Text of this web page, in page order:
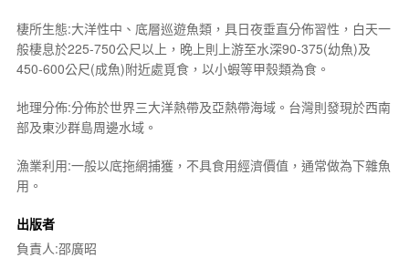
棲所生態:大洋性中、底層巡遊魚類，具日夜垂直分佈習性，白天一
般棲息於225-750公尺以上，晚上則上游至水深90-375(幼魚)及
450-600公尺(成魚)附近處覓食，以小蝦等甲殼類為食。
地理分佈:分佈於世界三大洋熱帶及亞熱帶海域。台灣則發現於西南
部及東沙群島周邊水域。
漁業利用:一般以底拖網捕獲，不具食用經濟價值，通常做為下雜魚
用。
出版者
負責人:邵廣昭